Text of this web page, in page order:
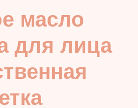
масло
для лица